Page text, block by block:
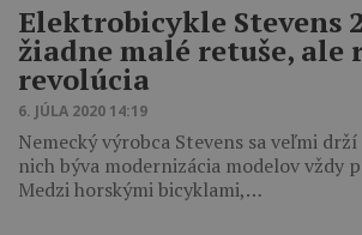
Elektrobicykle Stevens
žiadne malé retuše, ale
revolúcia
6. JÚLA 2020 14:19
Nemecký výrobca Stevens sa veľmi
nich býva modernizácia modelov vždy
Medzi horskými bicyklami,…